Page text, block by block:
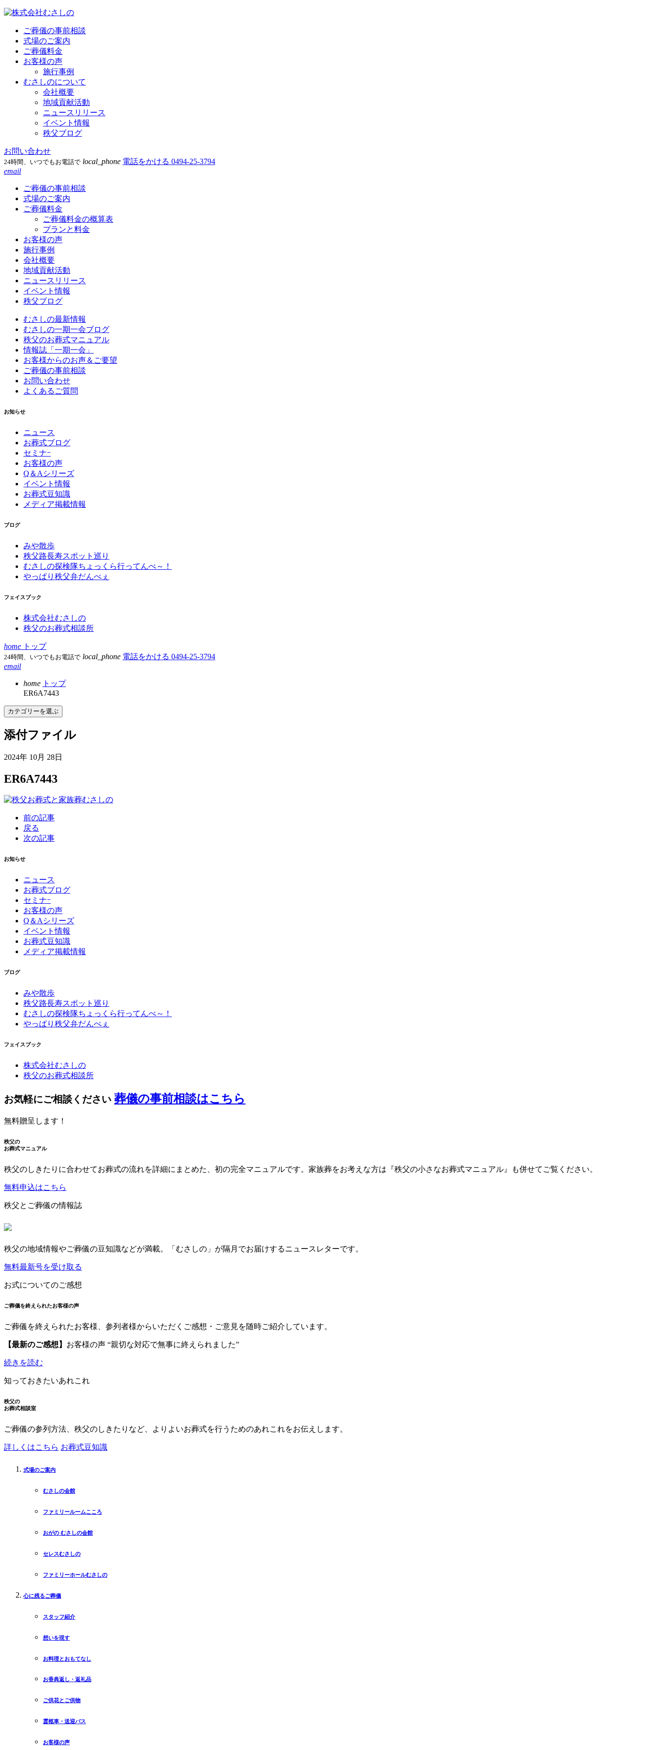
ご葬儀の事前相談
式場のご案内
ご葬儀料金
お客様の声
施行事例
むさしのについて
会社概要
地域貢献活動
ニュースリリース
イベント情報
秩父ブログ
お問い合わせ
24時間、いつでもお電話で local_phone 電話をかける 0494-25-3794
email
ご葬儀の事前相談
式場のご案内
ご葬儀料金
ご葬儀料金の概算表
プランと料金
お客様の声
施行事例
会社概要
地域貢献活動
ニュースリリース
イベント情報
秩父ブログ
むさしの最新情報
むさしの一期一会ブログ
秩父のお葬式マニュアル
情報誌「一期一会」
お客様からのお声＆ご要望
ご葬儀の事前相談
お問い合わせ
よくあるご質問
お知らせ
ニュース
お葬式ブログ
セミナｰ
お客様の声
Q＆Aシリーズ
イベント情報
お葬式豆知識
メディア掲載情報
ブログ
みや散歩
秩父路長寿スポット巡り
むさしの探検隊ちょっくら行ってんべ～！
やっぱり秩父弁だんべぇ
フェイスブック
株式会社むさしの
秩父のお葬式相談所
home トップ
24時間、いつでもお電話で local_phone 電話をかける 0494-25-3794
email
home トップ
ER6A7443
カテゴリーを選ぶ
添付ファイル
2024年 10月 28日
ER6A7443
前の記事
戻る
次の記事
お知らせ
ニュース
お葬式ブログ
セミナｰ
お客様の声
Q＆Aシリーズ
イベント情報
お葬式豆知識
メディア掲載情報
ブログ
みや散歩
秩父路長寿スポット巡り
むさしの探検隊ちょっくら行ってんべ～！
やっぱり秩父弁だんべぇ
フェイスブック
株式会社むさしの
秩父のお葬式相談所
お気軽にご相談ください 葬儀の事前相談はこちら
無料贈呈します！
秩父の
お葬式マニュアル
秩父のしきたりに合わせてお葬式の流れを詳細にまとめた、初の完全マニュアルです。家族葬をお考えな方は『秩父の小さなお葬式マニュアル』も併せてご覧ください。
無料申込はこちら
秩父とご葬儀の情報誌
秩父の地域情報やご葬儀の豆知識などが満載。「むさしの」が隔月でお届けするニュースレターです。
無料最新号を受け取る
お式についてのご感想
ご葬儀を終えられたお客様の声
ご葬儀を終えられたお客様、参列者様からいただくご感想・ご意見を随時ご紹介しています。
【最新のご感想】 お客様の声 “親切な対応で無事に終えられました”
続きを読む
知っておきたいあれこれ
秩父の
お葬式相談室
ご葬儀の参列方法、秩父のしきたりなど、よりよいお葬式を行うためのあれこれをお伝えします。
詳しくはこちら お葬式豆知識
式場のご案内
むさしの会館
ファミリールームこころ
おがの むさしの会館
セレスむさしの
ファミリーホールむさしの
心に残るご葬儀
スタッフ紹介
想いを現す
お料理とおもてなし
お香典返し・返礼品
ご供花とご供物
霊柩車・送迎バス
お客様の声